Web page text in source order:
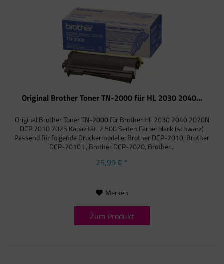
Original Brother Toner TN-2000 für HL 2030 2040...
Original Brother Toner TN-2000 für Brother HL 2030 2040 2070N
DCP 7010 7025 Kapazität: 2.500 Seiten Farbe: black (schwarz)
Passend für folgende Druckermodelle: Brother DCP-7010, Brother
DCP-7010 L, Brother DCP-7020, Brother...
25,99 € *
Merken
Zum Produkt